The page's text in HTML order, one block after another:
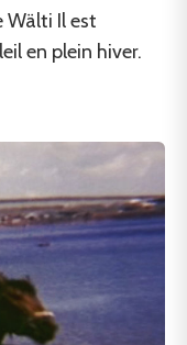
Wälti Il est
en plein hiver.